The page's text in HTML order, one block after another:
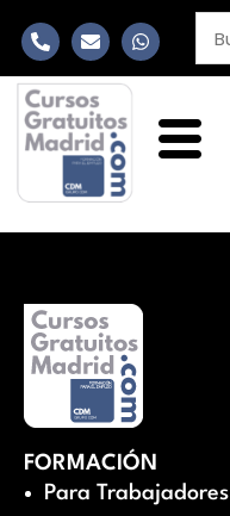
FORMACIÓN
Para Trabajadores